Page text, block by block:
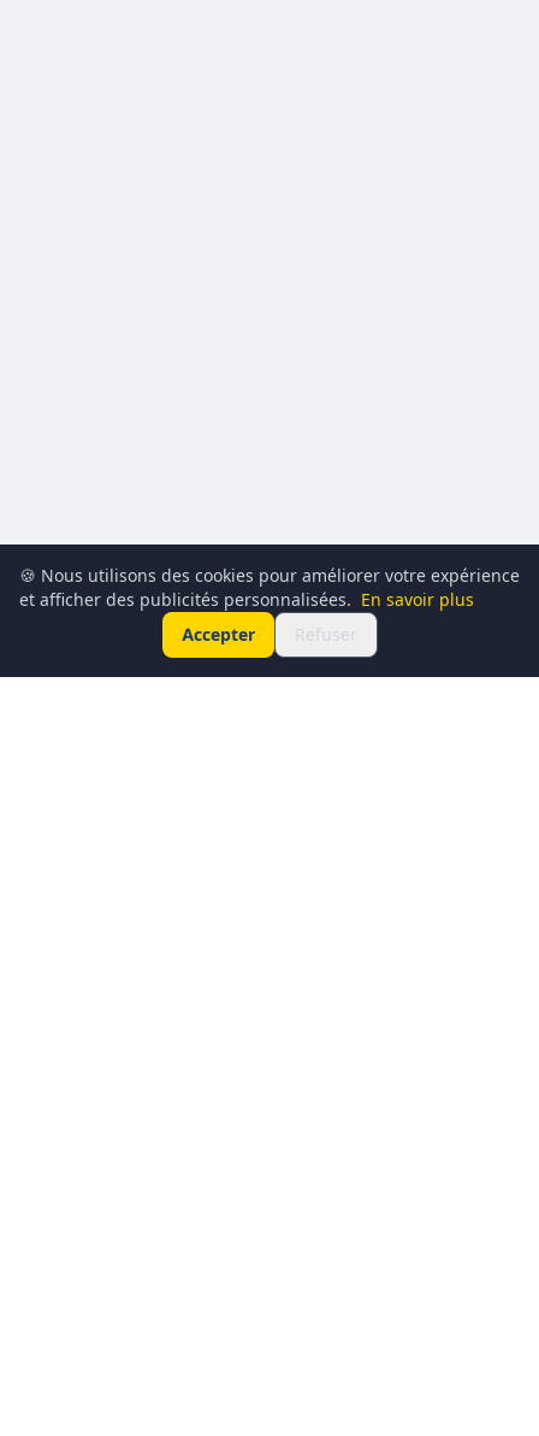
🍪 Nous utilisons des cookies pour améliorer votre expérience
et afficher des publicités personnalisées. En savoir plus
Accepter
Refuser